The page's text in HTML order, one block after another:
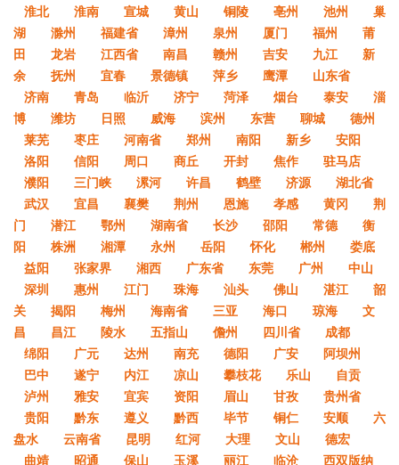
淮北
淮南 宣城 黄山 铜陵 亳州 池州
巢
湖
滁州 福建省 漳州 泉州 厦门 福州
莆
田
龙岩 江西省 南昌 赣州 吉安 九江
新
余
抚州 宜春 景德镇 萍乡 鹰潭
山东省
济南
青岛 临沂 济宁 菏泽 烟台 泰安
淄
博
潍坊 日照 威海 滨州 东营 聊城
德州
莱芜
枣庄 河南省 郑州 南阳 新乡
安阳
洛阳
信阳 周口 商丘 开封 焦作
驻马店
濮阳
三门峡 漯河 许昌 鹤壁 济源
湖北省
武汉
宜昌 襄樊 荆州 恩施 孝感 黄冈
荆
门
潜江 鄂州 湖南省 长沙 邵阳 常德
衡
阳
株洲 湘潭 永州 岳阳 怀化 郴州
娄底
益阳
张家界 湘西 广东省 东莞 广州
中山
深圳
惠州 江门 珠海 汕头 佛山 湛江
韶
关
揭阳 梅州 海南省 三亚 海口 琼海
文
昌
昌江 陵水 五指山 儋州 四川省
成都
绵阳
广元 达州 南充 德阳 广安
阿坝州
巴中
遂宁 内江 凉山 攀枝花 乐山
自贡
泸州
雅安 宜宾 资阳 眉山 甘孜
贵州省
贵阳
黔东 遵义 黔西 毕节 铜仁 安顺
六
盘水
云南省 昆明 红河 大理 文山
德宏
曲靖
昭通 保山 玉溪 丽江 临沧 西双版纳